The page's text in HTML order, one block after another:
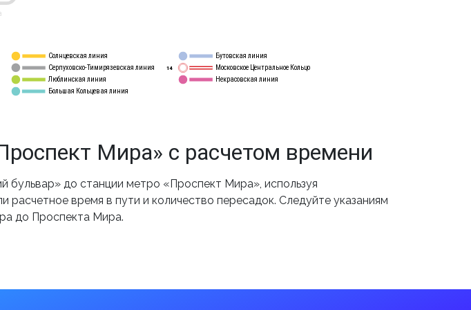
Солнцевская линия
Серпуховско-Тимирязевская линия
Люблинская линия
Бутовская линия
Московское Центральное Кольцо
Большая Кольцевая линия
Некрасовская линия
14
Мира» с расчетом времени
до станции метро «Проспект Мира», используя
время в пути и количество пересадок. Следуйте указаниям
до Проспекта Мира.